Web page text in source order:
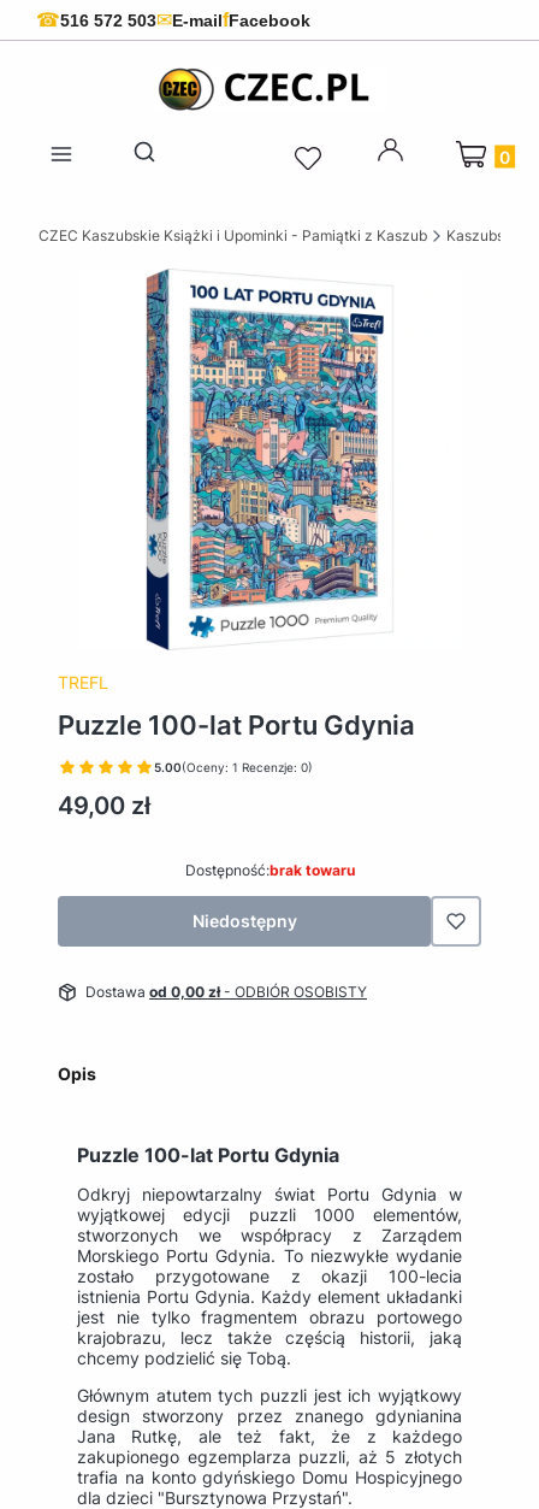
☎516 572 503✉E-mailfFacebook
Otwórz wyszukiwarkę
Produkty
CZEC Kaszubskie Książki i Upominki - Pamiątki z Kaszub Kaszubskie
TREFL
Puzzle 100-lat Portu Gdynia
5.00(Oceny: 1 Recenzje: 0)
Cena
49,00 zł
Dostępność:brak towaru
Niedostępny
Dostawa od 0,00 zł- ODBIÓR OSOBISTY
Opis
Puzzle 100-lat Portu Gdynia
Odkryj niepowtarzalny świat Portu Gdynia w
wyjątkowej edycji puzzli 1000 elementów,
stworzonych we współpracy z Zarządem
Morskiego Portu Gdynia. To niezwykłe wydanie
zostało przygotowane z okazji 100-lecia
istnienia Portu Gdynia. Każdy element układanki
jest nie tylko fragmentem obrazu portowego
krajobrazu, lecz także częścią historii, jaką
chcemy podzielić się Tobą.
Głównym atutem tych puzzli jest ich wyjątkowy
design stworzony przez znanego gdynianina
Jana Rutkę, ale też fakt, że z każdego
zakupionego egzemplarza puzzli, aż 5 złotych
trafia na konto gdyńskiego Domu Hospicyjnego
dla dzieci "Bursztynowa Przystań".